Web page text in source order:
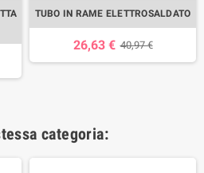
TUBO IN RAME ELETTROSALDATO
26,63 € 40,97 €
categoria: